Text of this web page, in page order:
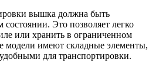
вышка должна быть
Это позволяет легко
или хранить в ограниченном
модели имеют складные элементы,
для транспортировки.